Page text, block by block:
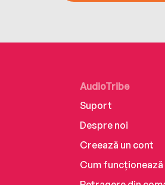
AudioTribe
Suport
Despre noi
Creează un cont
Cum funcționează